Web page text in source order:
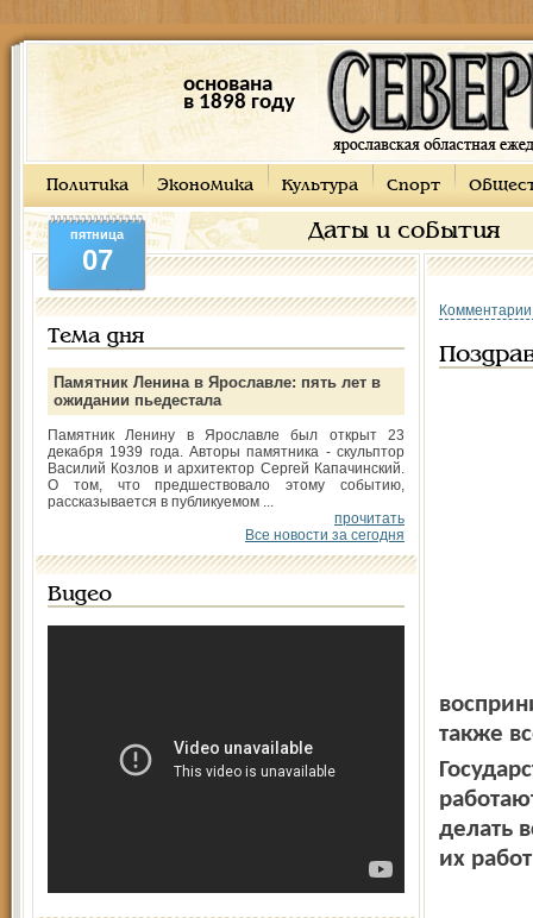
основана
в 1898 году
Политика Экономика Культура Спорт
Даты и события
пятница
07
Тема дня
Памятник Ленина в Ярославле: пять лет в
ожидании пьедестала
Памятник Ленину в Ярославле был открыт 23
декабря 1939 года. Авторы памятника - скульптор
Василий Козлов и архитектор Сергей Капачинский.
О том, что предшествовало этому событию,
рассказывается в публикуемом ...
прочитать
Все новости за сегодня
Видео
также
делать
их